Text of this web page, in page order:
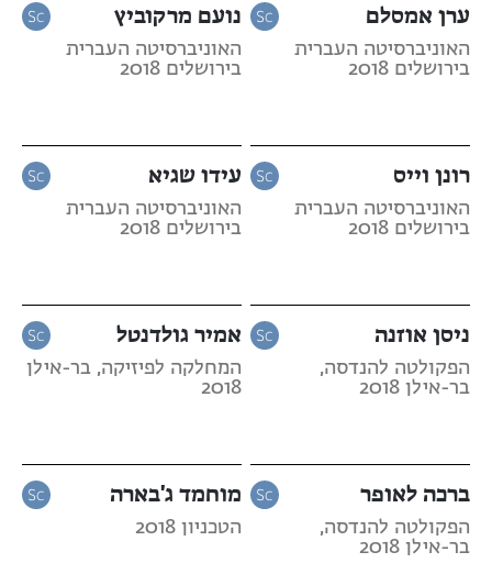
ערן אמסלם
האוניברסיטה העברית
בירושלים 2018
נועם מרקוביץ
האוניברסיטה העברית
בירושלים 2018
רונן וייס
האוניברסיטה העברית
בירושלים 2018
עידו שגיא
האוניברסיטה העברית
בירושלים 2018
ניסן אוזנה
הפקולטה להנדסה,
בר-אילן 2018
אמיר גולדנטל
המחלקה לפיזיקה, בר-אילן
2018
ברכה לאופר
הפקולטה להנדסה,
בר-אילן 2018
מוחמד ג'בארה
הטכניון 2018